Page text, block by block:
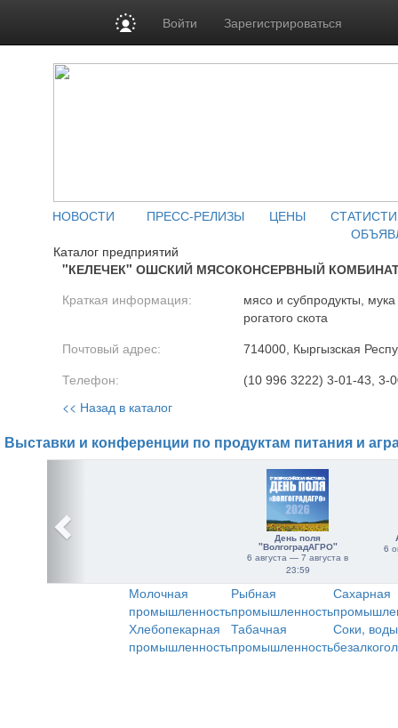
Войти Зарегистрироваться
НОВОСТИ ПРЕСС-РЕЛИЗЫ ЦЕНЫ
Каталог предприятий
"КЕЛЕЧЕК" ОШСКИЙ МЯСОКОНСЕРВНЫЙ КОМБИНАТ
Краткая информация:
мясо и субпродукты,
рогатого скота
Почтовый адрес: 714000, Кыргызская
Телефон: (10 996 3222) 3-01-43, 3-
<< Назад в каталог
Выставки и конференции по продуктам питания и
День поля
"ВолгоградАГРО"
6 августа — 7 августа в
23:59
6
Молочная
промышленность
Рыбная
промышленность
Сахарная
Хлебопекарная
промышленность
Табачная
промышленность
Соки,